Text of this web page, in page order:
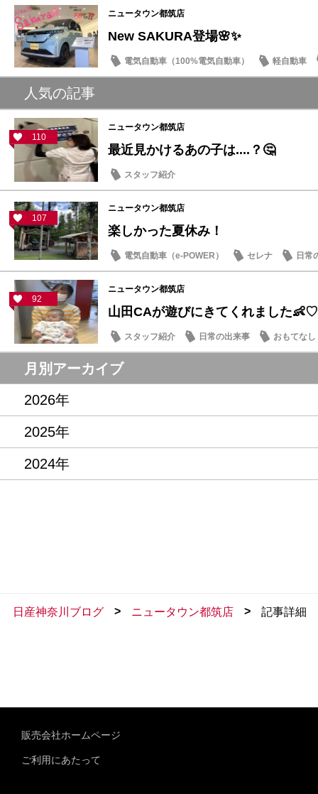
ニュータウン都筑店
New SAKURA登場🌸✨
電気自動車（100%電気自動車）
軽自動車
話題の情報
人気の記事
110
ニュータウン都筑店
最近見かけるあの子は....？🤔
スタッフ紹介
107
ニュータウン都筑店
楽しかった夏休み！
電気自動車（e-POWER） セレナ 日常
92
ニュータウン都筑店
山田CAが遊びにきてくれました👶♡
スタッフ紹介 日常の出来事 おもてなし
月別アーカイブ
2026年
2025年
2024年
日産神奈川ブログ > ニュータウン都筑店 > 記事詳細
販売会社ホームページ
ご利用にあたって